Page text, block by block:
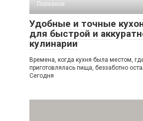
Полезное
Удобные и точные
для быстрой и
кулинарии
Времена, когда кухня была местом,
приготовлялась пища, беззаботно
Сегодня